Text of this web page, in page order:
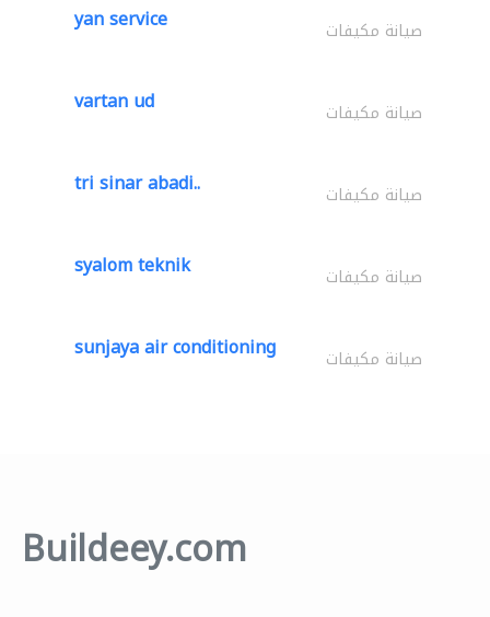
yan service صيانة مكيفات
vartan ud صيانة مكيفات
tri sinar abadi.. صيانة مكيفات
syalom teknik صيانة مكيفات
sunjaya air conditioning صيانة مكيفات
Buildeey.com